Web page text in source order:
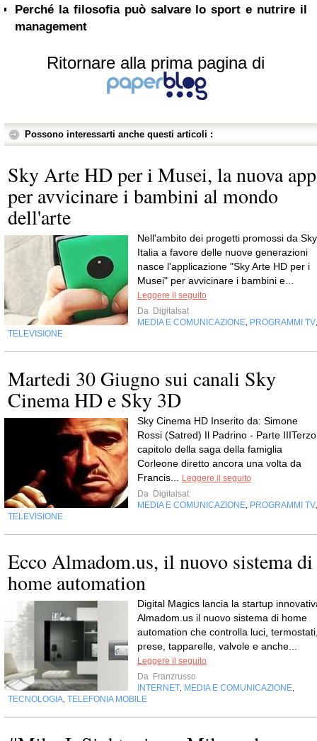
Perché la filosofia può salvare lo sport e nutrire il
management
Ritornare alla prima pagina di
Possono interessarti anche questi articoli :
Sky Arte HD per i Musei, la nuova app
per avvicinare i bambini al mondo
dell'arte
Nell'ambito dei progetti promossi da Sky
Italia a favore delle nuove generazioni
nasce l'applicazione "Sky Arte HD per i
Musei" per avvicinare i bambini e...
Leggere il seguito
Da Digitalsat
MEDIA E COMUNICAZIONE PROGRAMMI TV
TELEVISIONE
Martedi 30 Giugno sui canali Sky
Cinema HD e Sky 3D
Sky Cinema HD Inserito da: Simone
Rossi (Satred) Il Padrino - Parte IIITerzo
capitolo della saga della famiglia
Corleone diretto ancora una volta da
Francis...
Leggere il seguito
Da Digitalsat
MEDIA E COMUNICAZIONE PROGRAMMI TV
TELEVISIONE
Ecco Almadom.us, il nuovo sistema di
home automation
Digital Magics lancia la startup
Almadom.us il nuovo sistema di home
automation che controlla luci,
prese, tapparelle, valvole e anche...
Leggere il seguito
Da Franzrusso
INTERNET MEDIA E COMUNICAZIONE
TECNOLOGIA TELEFONIA MOBILE